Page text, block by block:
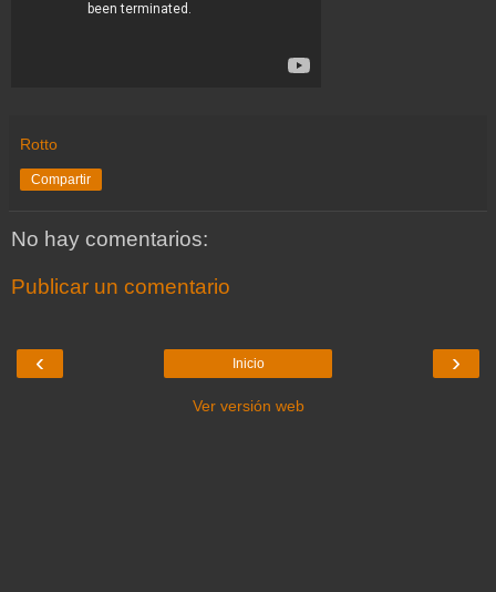
Rotto
Compartir
No hay comentarios:
Publicar un comentario
‹ ›
Inicio
Ver versión web